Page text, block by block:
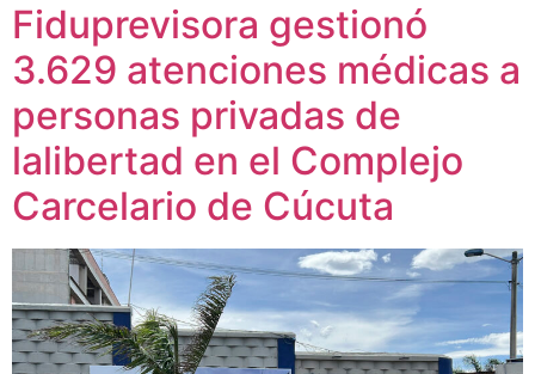
Fiduprevisora gestionó
3.629 atenciones médicas a
personas privadas de
lalibertad en el Complejo
Carcelario de Cúcuta